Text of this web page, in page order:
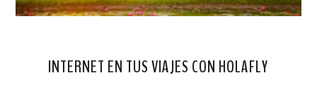
INTERNET EN TUS VIAJES CON HOLAFLY